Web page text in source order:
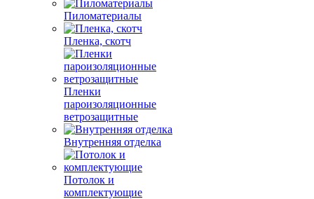
Пиломатериалы
Пленка, скотч
Пленки
пароизоляционные
ветрозащитные
Внутренняя отделка
Потолок и
комплектующие